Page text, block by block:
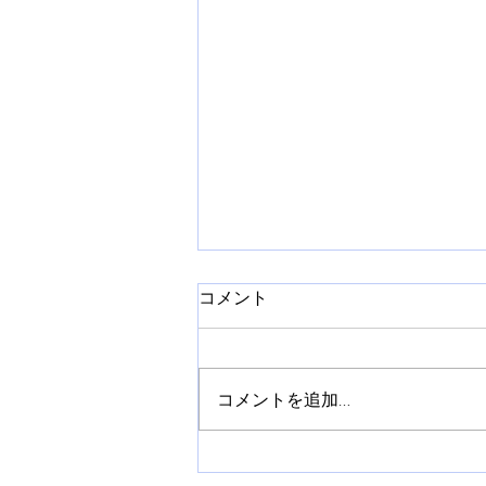
全日本ラリー第３戦 ラリー
コメント
コメントを追加…